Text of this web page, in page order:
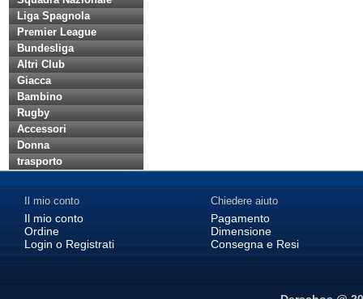
Liga Spagnola
Premier League
Bundesliga
Altri Club
Giacca
Bambino
Rugby
Accessori
Donna
trasporto
Il mio conto
Il mio conto
Ordine
Login o Registrati
Chiedere aiuto
Pagamento
Dimensione
Consegna e Resi